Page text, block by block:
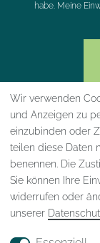
habe. Meine
Impressum
Wir verwenden
und Anzeigen zu
einzubinden oder
teilen diese Daten
benennen. Die
Sie können Ihre
widerrufen oder
unserer